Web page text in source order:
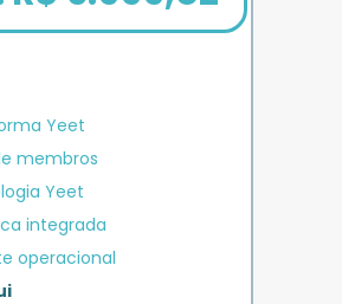
PLANO
IMPULSOem até
R$ 1.666,67
Yeet
membros
Yeet
integrada
operacional
exclusivo
+ R$ 5.000
Yeetexclusivo